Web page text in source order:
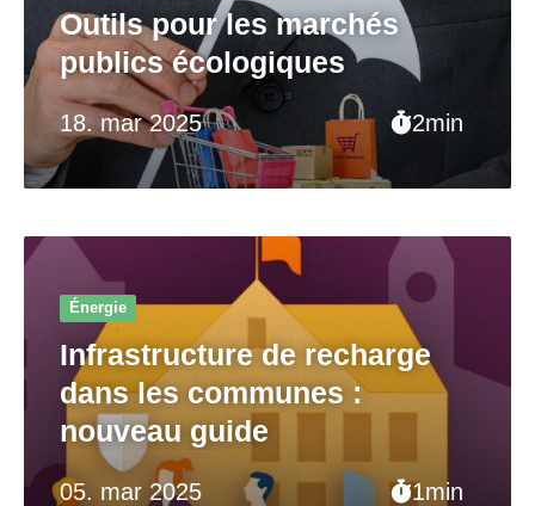
18. mar 2025 2min
Outils pour les marchés
publics écologiques
05. mar 2025 1min
Énergie
Infrastructure de recharge
dans les communes :
nouveau guide